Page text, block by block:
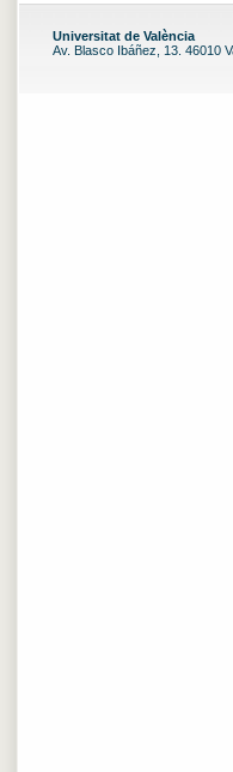
Universitat de València
Av. Blasco Ibáñez, 13. 46010